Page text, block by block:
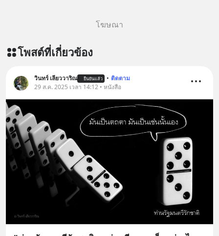
โฆษณา
โพสต์ที่เกี่ยวข้อง
วินทร์ เลียววาริณ ยืนยันแล้ว • ติดตาม
29 ส.ค. 2025 เวลา 14:12 • หนังสือ